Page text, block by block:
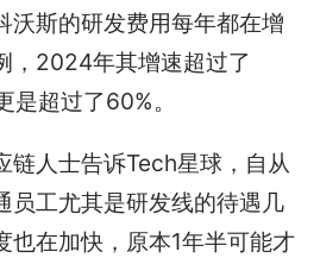
沃斯的研发费用每年都在增
，2024年其增速超过了
超过了60%。
链人士告诉Tech星球，自从
员工尤其是研发线的待遇几
也在加快，原本1年半可能才